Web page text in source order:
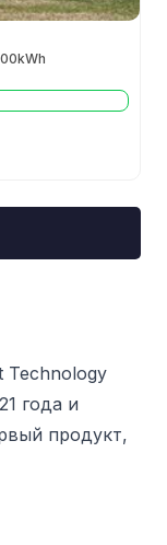
Technology
года и
продукт,